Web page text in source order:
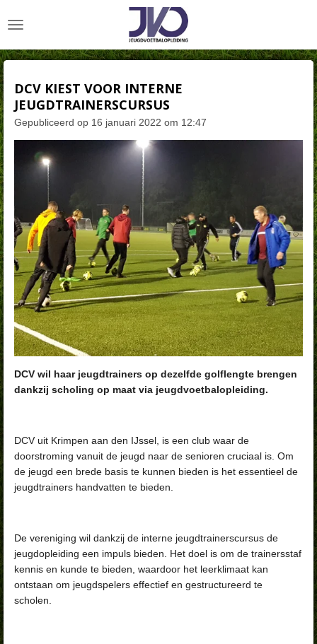
direct
de
DCV KIEST VOOR INTERNE
JEUGDTRAINERSCURSUS
Gepubliceerd op 16 januari 2022 om 12:47
DCV wil haar jeugdtrainers op dezelfde golflengte brengen
dankzij scholing op maat via jeugdvoetbalopleiding.
DCV uit Krimpen aan den IJssel, is een club waar de
doorstroming vanuit de jeugd naar de senioren cruciaal is. Om
de jeugd een brede basis te kunnen bieden is het essentieel de
jeugdtrainers handvatten te bieden.
De vereniging wil dankzij de interne jeugdtrainerscursus de
jeugdopleiding een impuls bieden. Het doel is om de trainersstaf
kennis en kunde te bieden, waardoor het leerklimaat kan
ontstaan om jeugdspelers effectief en gestructureerd te
scholen.